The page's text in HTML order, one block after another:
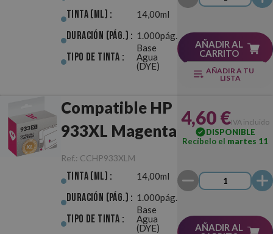
Tinta (ml) : 14,00ml
Duración (pág.) : 1.000pág.
Tipo de Tinta :
Base
Agua
(DYE)
AÑADIR AL
CARRITO
AÑADIR A TU
LISTA
Compatible HP
933XL Magenta
Ref.: CCHP933XLM
Tinta (ml) : 14,00ml
Duración (pág.) : 1.000pág.
Tipo de Tinta :
Base
Agua
(DYE)
4,60 €IVA incluido
DISPONIBLE
Recíbelo el martes 11
AÑADIR AL